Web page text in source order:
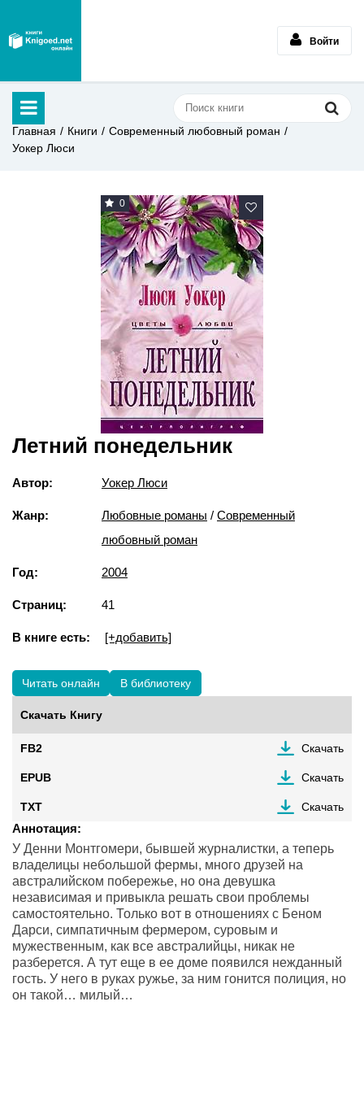
Войти
Главная Книги
Современный любовный роман
Уокер Люси
0
Летний понедельник
Автор: Уокер Люси
Жанр: Любовные романы / Современный
любовный роман
Год: 2004
Страниц: 41
В книге есть: [+добавить]
Читать онлайн В библиотеку
Скачать Книгу
FB2 Скачать
EPUB Скачать
TXT Скачать
Аннотация:
У Денни Монтгомери, бывшей журналистки, а теперь
владелицы небольшой фермы, много друзей на
австралийском побережье, но она девушка
независимая и привыкла решать свои проблемы
самостоятельно. Только вот в отношениях с Беном
Дарси, симпатичным фермером, суровым и
мужественным, как все австралийцы, никак не
разберется. А тут еще в ее доме появился нежданный
гость. У него в руках ружье, за ним гонится полиция, но
он такой… милый…